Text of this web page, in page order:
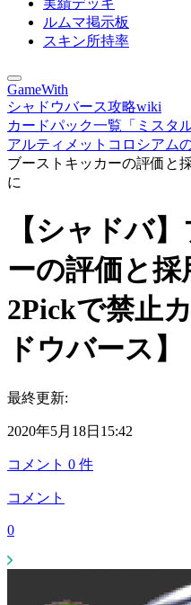
実績デッキ
ルムマ掲示板
スキン所持率
GameWith
シャドウバース攻略wiki
カードパック一覧「ミスタ
アルティメットコロシアム
ブーストキッカーの評価と
に
【シャドバ
ーの評価と採
2Pickで禁止
ドウバース】
最終更新:
2020年5月18日15:42
コメント 0 件
コメント
0